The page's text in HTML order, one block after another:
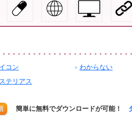
コン わからない
テリアス
簡単に無料でダウンロードが可能！